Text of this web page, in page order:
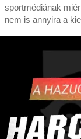
sportmédiának
nem is annyira a